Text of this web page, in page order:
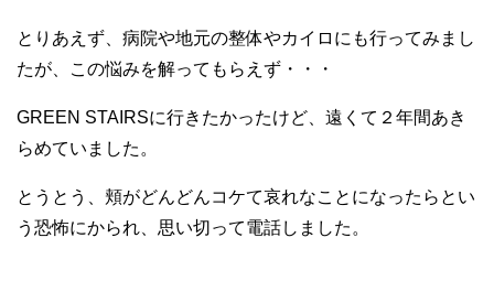
とりあえず、病院や地元の整体やカイロにも行ってみまし
たが、この悩みを解ってもらえず・・・
GREEN STAIRSに行きたかったけど、遠くて２年間あき
らめていました。
とうとう、頬がどんどんコケて哀れなことになったらとい
う恐怖にかられ、思い切って電話しました。